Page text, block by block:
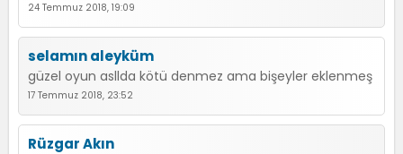
24 Temmuz 2018, 19:09
selamın aleyküm
güzel oyun asllda kötü denmez ama bişeyler eklenmeş
17 Temmuz 2018, 23:52
Rüzgar Akın